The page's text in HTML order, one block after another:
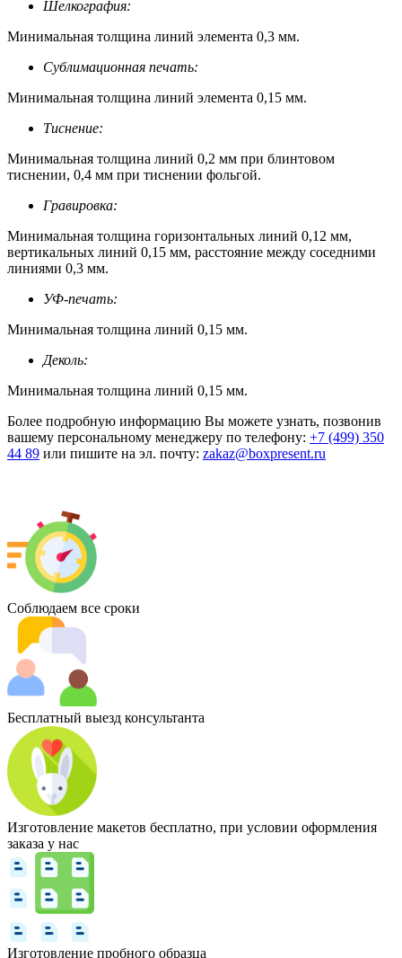
Шелкография:
Минимальная толщина линий элемента 0,3 мм.
Сублимационная печать:
Минимальная толщина линий элемента 0,15 мм.
Тиснение:
Минимальная толщина линий 0,2 мм при блинтовом
тиснении, 0,4 мм при тиснении фольгой.
Гравировка:
Минимальная толщина горизонтальных линий 0,12 мм,
вертикальных линий 0,15 мм, расстояние между соседними
линиями 0,3 мм.
УФ-печать:
Минимальная толщина линий 0,15 мм.
Деколь:
Минимальная толщина линий 0,15 мм.
Более подробную информацию Вы можете узнать, позвонив
вашему персональному менеджеру по телефону: +7 (499) 350
44 89 или пишите на эл. почту: zakaz@boxpresent.ru
Соблюдаем все сроки
Бесплатный выезд консультанта
Изготовление макетов бесплатно, при условии оформления
заказа у нас
Изготовление пробного образца